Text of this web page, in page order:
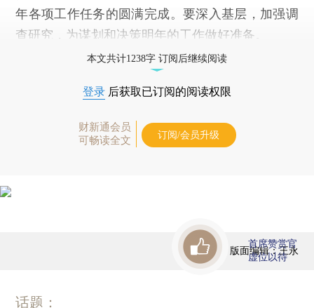
年各项工作任务的圆满完成。要深入基层，加强调
查研究，为谋划和决策明年的工作做好准备。
本文共计1238字 订阅后继续阅读
登录 后获取已订阅的阅读权限
财新通会员
可畅读全文
订阅/会员升级
版面编辑：王永
首席赞赏官
虚位以待
话题：